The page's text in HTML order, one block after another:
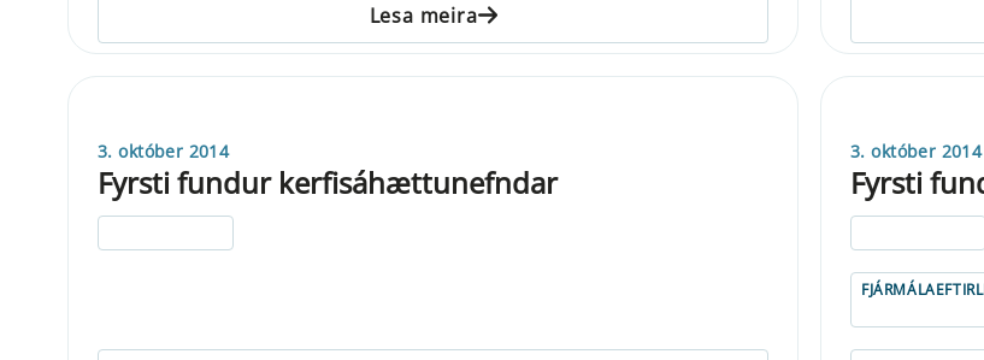
Lesa meira
3. október 2014
Fyrsti fundur kerfisáhættunefndar
3. október 2014
Fyrsti